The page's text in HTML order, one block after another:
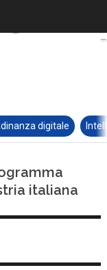
digitale
italiana